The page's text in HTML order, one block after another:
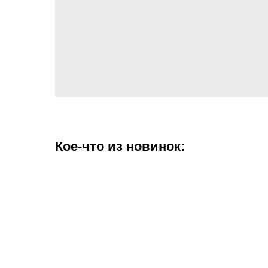
Кое-что из новинок: